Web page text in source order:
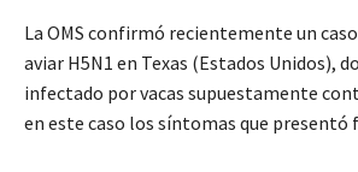
La OMS confirmó recientemente un
aviar H5N1 en Texas (Estados Unidos),
infectado por vacas supuestamente
en este caso los síntomas que presentó